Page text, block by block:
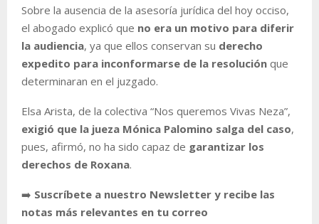
Sobre la ausencia de la asesoría jurídica del hoy occiso,
el abogado explicó que no era un motivo para diferir
la audiencia, ya que ellos conservan su derecho
expedito para inconformarse de la resolución que
determinaran en el juzgado.
Elsa Arista, de la colectiva “Nos queremos Vivas Neza”,
exigió que la jueza Mónica Palomino salga del caso,
pues, afirmó, no ha sido capaz de garantizar los
derechos de Roxana.
➡️ Suscríbete a nuestro Newsletter y recibe las
notas más relevantes en tu correo